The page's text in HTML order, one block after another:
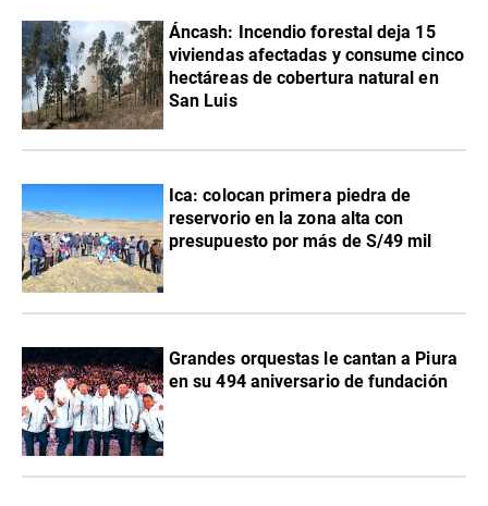
Áncash: Incendio forestal deja 15
viviendas afectadas y consume cinco
hectáreas de cobertura natural en
San Luis
Ica: colocan primera piedra de
reservorio en la zona alta con
presupuesto por más de S/49 mil
Grandes orquestas le cantan a Piura
en su 494 aniversario de fundación